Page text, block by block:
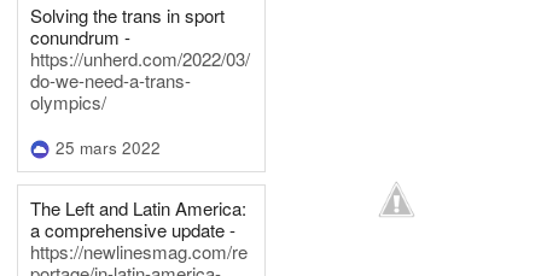
Solving the trans in sport
conundrum -
https://unherd.com/2022/03/
do-we-need-a-trans-
olympics/
25 mars 2022
The Left and Latin America:
a comprehensive update -
https://newlinesmag.com/re